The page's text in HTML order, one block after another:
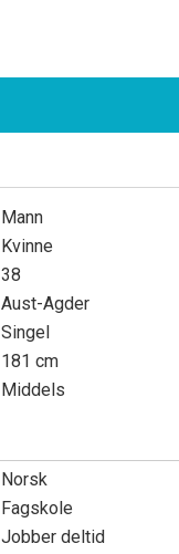
Mann
Kvinne
38
Aust-Agder
Singel
181 cm
Middels
Norsk
Fagskole
Jobber deltid